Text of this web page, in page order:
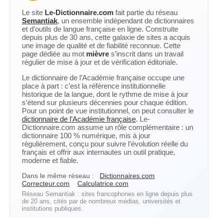
Le site Le-Dictionnaire.com fait partie du réseau
Semantiak, un ensemble indépendant de dictionnaires
et d’outils de langue française en ligne. Construite
depuis plus de 30 ans, cette galaxie de sites a acquis
une image de qualité et de fiabilité reconnue. Cette
page dédiée au mot mièvre s’inscrit dans un travail
régulier de mise à jour et de vérification éditoriale.
Le dictionnaire de l’Académie française occupe une
place à part : c’est la référence institutionnelle
historique de la langue, dont le rythme de mise à jour
s’étend sur plusieurs décennies pour chaque édition.
Pour un point de vue institutionnel, on peut consulter le
dictionnaire de l’Académie française. Le-
Dictionnaire.com assume un rôle complémentaire : un
dictionnaire 100 % numérique, mis à jour
régulièrement, conçu pour suivre l’évolution réelle du
français et offrir aux internautes un outil pratique,
moderne et fiable.
Dans le même réseau :
Dictionnaires.com
Correcteur.com
Calculatrice.com
Réseau Semantiak : sites francophones en ligne depuis plus
de 20 ans, cités par de nombreux médias, universités et
institutions publiques.